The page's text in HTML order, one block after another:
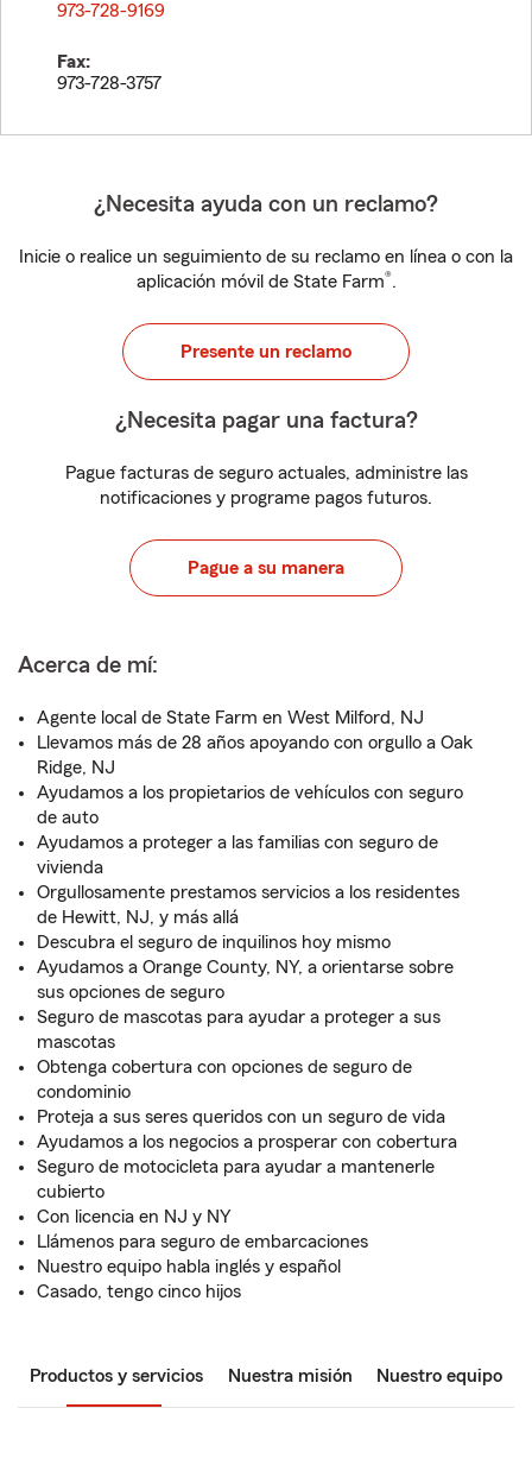
973-728-9169
Fax:
973-728-3757
¿Necesita ayuda con un reclamo?
Inicie o realice un seguimiento de su reclamo en línea o con la
aplicación móvil de State Farm®.
Presente un reclamo
¿Necesita pagar una factura?
Pague facturas de seguro actuales, administre las
notificaciones y programe pagos futuros.
Pague a su manera
Acerca de mí:
Agente local de State Farm en West Milford, NJ
Llevamos más de 28 años apoyando con orgullo a Oak
Ridge, NJ
Ayudamos a los propietarios de vehículos con seguro
de auto
Ayudamos a proteger a las familias con seguro de
vivienda
Orgullosamente prestamos servicios a los residentes
de Hewitt, NJ, y más allá
Descubra el seguro de inquilinos hoy mismo
Ayudamos a Orange County, NY, a orientarse sobre
sus opciones de seguro
Seguro de mascotas para ayudar a proteger a sus
mascotas
Obtenga cobertura con opciones de seguro de
condominio
Proteja a sus seres queridos con un seguro de vida
Ayudamos a los negocios a prosperar con cobertura
Seguro de motocicleta para ayudar a mantenerle
cubierto
Con licencia en NJ y NY
Llámenos para seguro de embarcaciones
Nuestro equipo habla inglés y español
Casado, tengo cinco hijos
Productos y servicios Nuestra misión Nuestro equipo